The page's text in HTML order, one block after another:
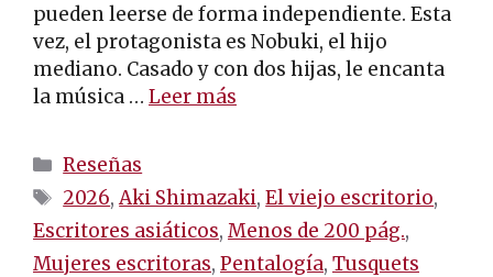
pueden leerse de forma independiente. Esta
vez, el protagonista es Nobuki, el hijo
mediano. Casado y con dos hijas, le encanta
la música … Leer más
Categorías
Reseñas
Etiquetas
2026,Aki Shimazaki,El viejo escritorio,
Escritores asiáticos, Menos de 200 pág.,
Mujeres escritoras, Pentalogía, Tusquets